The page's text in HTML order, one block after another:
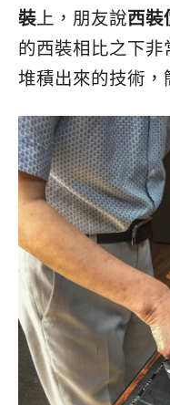
裝 上，朋友說西裝
的西裝相比之下非
堆積出來的技術，